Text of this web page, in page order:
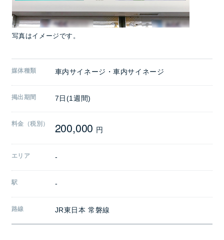
写真はイメージです。
媒体種類 車内サイネージ・車内サイネージ
掲出期間 7日(1週間)
料金（税別） 200,000 円
エリア -
駅 -
路線 JR東日本 常磐線